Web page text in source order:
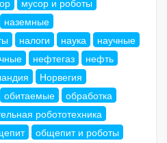
мусор и роботы
наземные
налоги наука
научные
нефтегаз
нефть
Норвегия
обитаемые
обработка
робототехника
общепит и роботы